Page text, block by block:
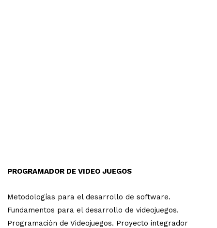
PROGRAMADOR DE VIDEO JUEGOS
Metodologías para el desarrollo de software.
Fundamentos para el desarrollo de videojuegos.
Programación de Videojuegos. Proyecto integrador